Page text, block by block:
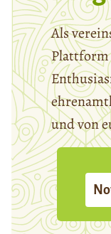
Als
Plattform
und von